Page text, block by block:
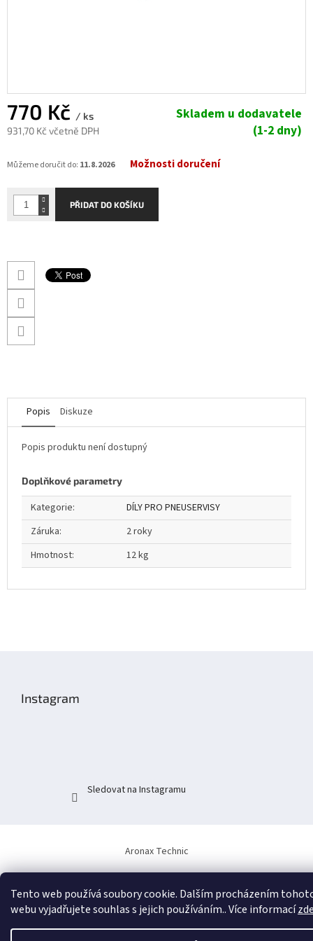
Tento web používá soubory cookie. Dalším procházením
webu vyjadřujete souhlas s jejich používáním.. Více informací
770 Kč / ks
931,70 Kč včetně DPH
cena:
Skladem u dodavatele
(1-2 dny)
Můžeme doručit do: 11.8.2026 Možnosti doručení
PŘIDAT DO KOŠÍKU
Popis Diskuze
Popis produktu není dostupný
Doplňkové parametry
Kategorie:
DÍLY PRO PNEUSERVISY
Záruka:
2 roky
Hmotnost: 12 kg
Instagram
Sledovat na Instagramu
Aronax Technic